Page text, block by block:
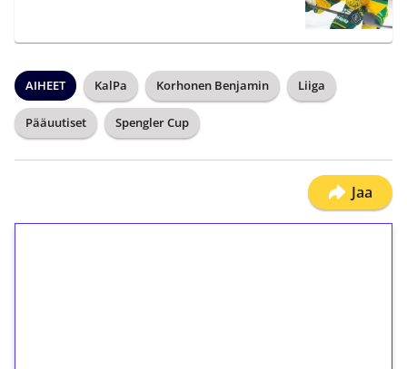
AIHEET KalPa Korhonen Benjamin Liiga
Pääuutiset Spengler Cup
Jaa